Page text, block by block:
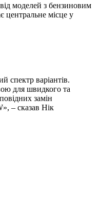
моделей з бензиновим
центральне місце у
спектр варіантів.
для швидкого та
замін
– сказав Нік